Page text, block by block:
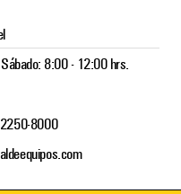
8:00 - 12:00 hrs.
8000